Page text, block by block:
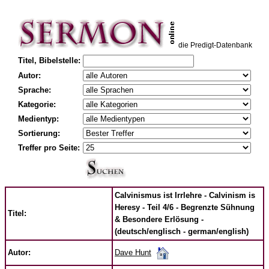
die Predigt-Datenbank
Titel, Bibelstelle:
Autor:
Sprache:
Kategorie:
Medientyp:
Sortierung:
Treffer pro Seite:
Titel:
Calvinismus ist Irrlehre - Calvinism is
Heresy - Teil 4/6 - Begrenzte Sühnung
& Besondere Erlösung -
(deutsch/englisch - german/english)
Autor: Dave Hunt